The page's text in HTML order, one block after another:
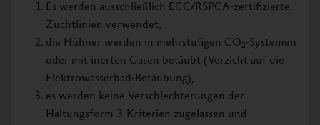
Es werden ausschließlich ECC/RSPCA-zertifizierte
Zuchtlinien verwendet,
die Hühner werden in mehrstufigen CO2-Systemen
oder mit inerten Gasen betäubt (Verzicht auf die
Elektrowasserbad-Betäubung),
es werden keine Verschlechterungen der
Haltungsform-3-Kriterien zugelassen und